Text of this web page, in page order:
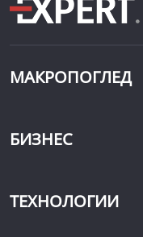
МАКРОПОГЛЕД
БИЗНЕС
ТЕХНОЛОГИИ